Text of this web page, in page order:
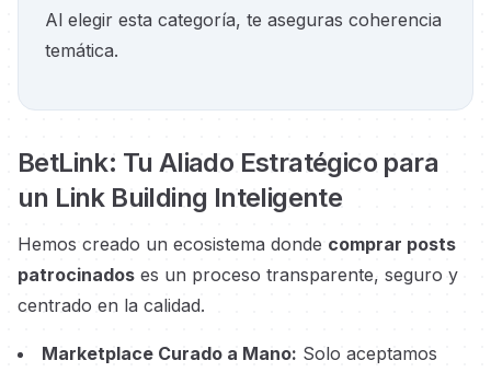
Al elegir esta categoría, te aseguras coherencia
temática.
BetLink: Tu Aliado Estratégico para
un Link Building Inteligente
Hemos creado un ecosistema donde comprar posts
patrocinados es un proceso transparente, seguro y
centrado en la calidad.
Marketplace Curado a Mano: Solo aceptamos